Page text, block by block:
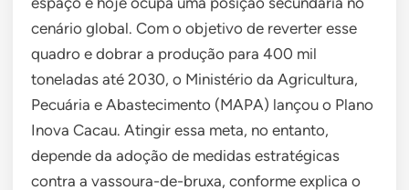
cenário global. Com o objetivo de reverter esse
quadro e dobrar a produção para 400 mil
toneladas até 2030, o Ministério da Agricultura,
Pecuária e Abastecimento (MAPA) lançou o Plano
Inova Cacau. Atingir essa meta, no entanto,
depende da adoção de medidas estratégicas
contra a vassoura-de-bruxa, conforme explica o